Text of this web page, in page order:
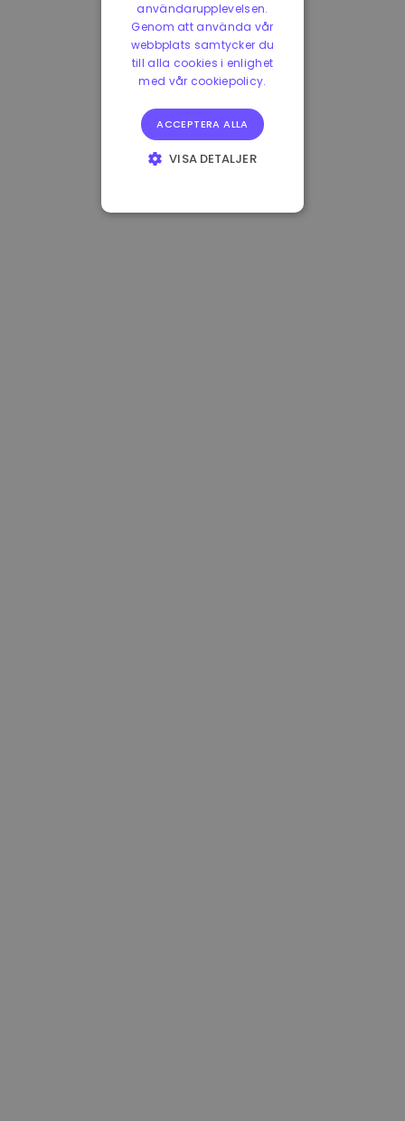
användarupplevelsen.
Genom att använda vår
webbplats samtycker du
till alla cookies i enlighet
med vår cookiepolicy.
ACCEPTERA ALLA
VISA DETALJER